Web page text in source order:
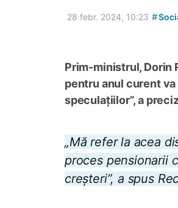
28 febr. 2024, 10:23 #
Prim-ministrul, Dorin
pentru anul curent
speculațiilor”, a
„Mă refer la acea
proces pensionarii
creșteri”, a spus